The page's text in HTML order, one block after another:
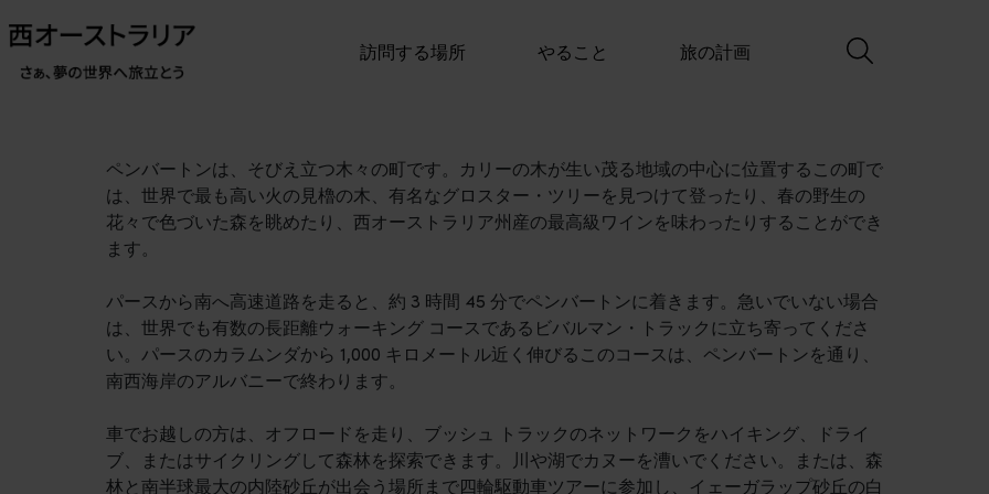
訪問する場所 やること 旅の計画
ペンバートンは、そびえ立つ木々の町です。カリーの木が生い茂る地域の中心に位置するこの町で
は、世界で最も高い火の見櫓の木、有名なグロスター・ツリーを見つけて登ったり、春の野生の
花々で色づいた森を眺めたり、西オーストラリア州産の最高級ワインを味わったりすることができ
ます。
パースから南へ高速道路を走ると、約 3 時間 45 分でペンバートンに着きます。急いでいない場合
は、世界でも有​​数の長距離ウォーキング コースであるビバルマン・トラックに立ち寄ってくださ
い。パースのカラムンダから 1,000 キロメートル近く伸びるこのコースは、ペンバートンを通り、
南西海岸のアルバニーで終わります。
車でお越しの方は、オフロードを走り、ブッシュ トラックのネットワークをハイキング、ドライ
ブ、またはサイクリングして森林を探索できます。川や湖でカヌーを漕いでください。または、森
林と南半球最大の内陸砂丘が出会う場所まで四輪駆動車ツアーに参加し、イェーガラップ砂丘の白